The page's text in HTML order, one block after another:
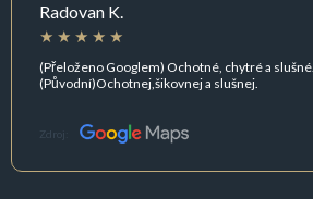
Radovan K.
(Přeloženo Googlem) Ochotné, chytré a slušné.
(Původní)Ochotnej,šikovnej a slušnej.
Zdroj: